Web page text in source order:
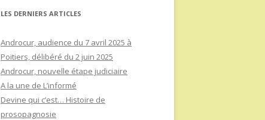
LES DERNIERS ARTICLES
Androcur, audience du 7 avril 2025 à
Poitiers, délibéré du 2 juin 2025
Androcur, nouvelle étape judiciaire
A la une de L’informé
Devine qui c’est… Histoire de
prosopagnosie